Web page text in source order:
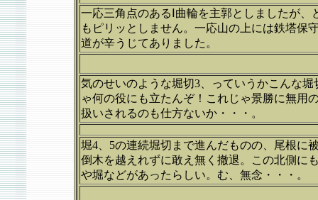
一応三角点のあるⅠ曲輪を主郭としましたが、
もピリッとしません。一応山の上には鉄塔保
道が辛うじてありました。
気のせいのような堀切3、っていうかこんな堀
ゃ何の役にも立たんぞ！これじゃ景勝に無用
扱いされるのも仕方ないか・・・。
堀4、5の連続堀切まで進んだものの、尾根に
倒木を越えれずに敢え無く撤退。この北側に
や堀などがあったらしい。む、無念・・・。